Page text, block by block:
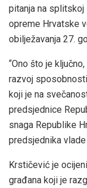
pitanja na splitskoj
opreme Hrvatske
obilježavanja 27.
“Ono što je
razvoj
koji je na
predsjednice
snaga Republike
predsjednika
Krstičević je
građana koji je